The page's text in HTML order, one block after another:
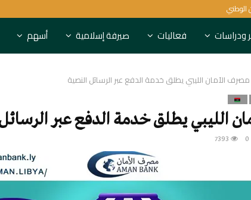
الوطني
ودراسات فعاليات صيرفة إسلامية أسهم
مصرف الأمان الليبي يطلق خدمة الدفع عبر الرسائل النصية
الليبي يطلق خدمة الدفع عبر
0
7393